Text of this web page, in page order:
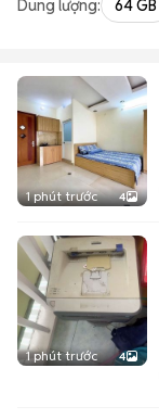
Dung lượng: 64 GB
1 phút trước 4
1 phút trước 4